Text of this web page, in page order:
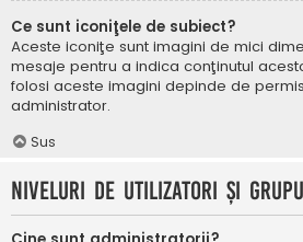
Ce sunt iconiţele de subiect?
Aceste iconiţe sunt imagini de mici
mesaje pentru a indica conţinutul
folosi aceste imagini depinde de
administrator.
Sus
Niveluri de utilizatori şi